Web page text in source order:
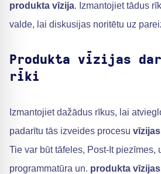
produkta vīzija. Izmantojiet tādus
valde, lai diskusijas noritētu uz
Produkta vīzijas
rīki
Izmantojiet dažādus rīkus, lai
padarītu tās izveides procesu
Tie var būt tāfeles, Post-It piezīmes,
programmatūra un. produkta